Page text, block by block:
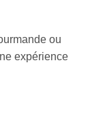
ou
expérience